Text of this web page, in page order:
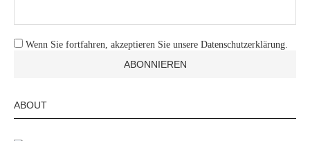
Wenn Sie fortfahren, akzeptieren Sie unsere Datenschutzerklärung.
ABOUT